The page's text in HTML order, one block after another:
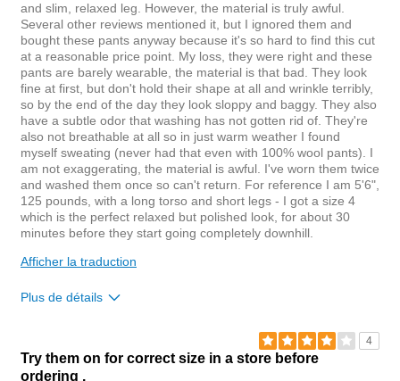
and slim, relaxed leg. However, the material is truly awful.
Several other reviews mentioned it, but I ignored them and
bought these pants anyway because it's so hard to find this cut
at a reasonable price point. My loss, they were right and these
pants are barely wearable, the material is that bad. They look
fine at first, but don't hold their shape at all and wrinkle terribly,
so by the end of the day they look sloppy and baggy. They also
have a subtle odor that washing has not gotten rid of. They're
also not breathable at all so in just warm weather I found
myself sweating (never had that even with 100% wool pants). I
am not exaggerating, the material is awful. I've worn them twice
and washed them once so can't return. For reference I am 5'6",
125 pounds, with a long torso and short legs - I got a size 4
which is the perfect relaxed but polished look, for about 30
minutes before they start going completely downhill.
Afficher la traduction
Plus de détails
Waist
true to size
Hips/Rear
4
Try them on for correct size in a store before
ordering .